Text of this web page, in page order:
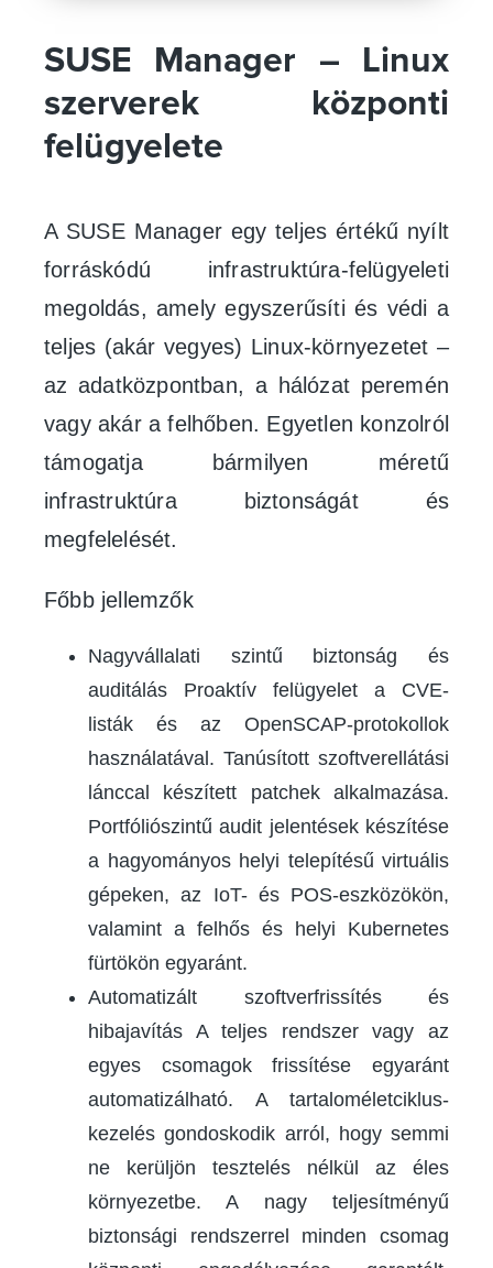
SUSE Manager – Linux
szerverek központi
felügyelete
A SUSE Manager egy teljes értékű nyílt
forráskódú infrastruktúra-felügyeleti
megoldás, amely egyszerűsíti és védi a
teljes (akár vegyes) Linux-környezetet –
az adatközpontban, a hálózat peremén
vagy akár a felhőben. Egyetlen konzolról
támogatja bármilyen méretű
infrastruktúra biztonságát és
megfelelését.
Főbb jellemzők
Nagyvállalati szintű biztonság és
auditálás Proaktív felügyelet a CVE-
listák és az OpenSCAP-protokollok
használatával. Tanúsított szoftverellátási
lánccal készített patchek alkalmazása.
Portfóliószintű audit jelentések készítése
a hagyományos helyi telepítésű virtuális
gépeken, az IoT- és POS-eszközökön,
valamint a felhős és helyi Kubernetes
fürtökön egyaránt.
Automatizált szoftverfrissítés és
hibajavítás A teljes rendszer vagy az
egyes csomagok frissítése egyaránt
automatizálható. A tartaloméletciklus-
kezelés gondoskodik arról, hogy semmi
ne kerüljön tesztelés nélkül az éles
környezetbe. A nagy teljesítményű
biztonsági rendszerrel minden csomag